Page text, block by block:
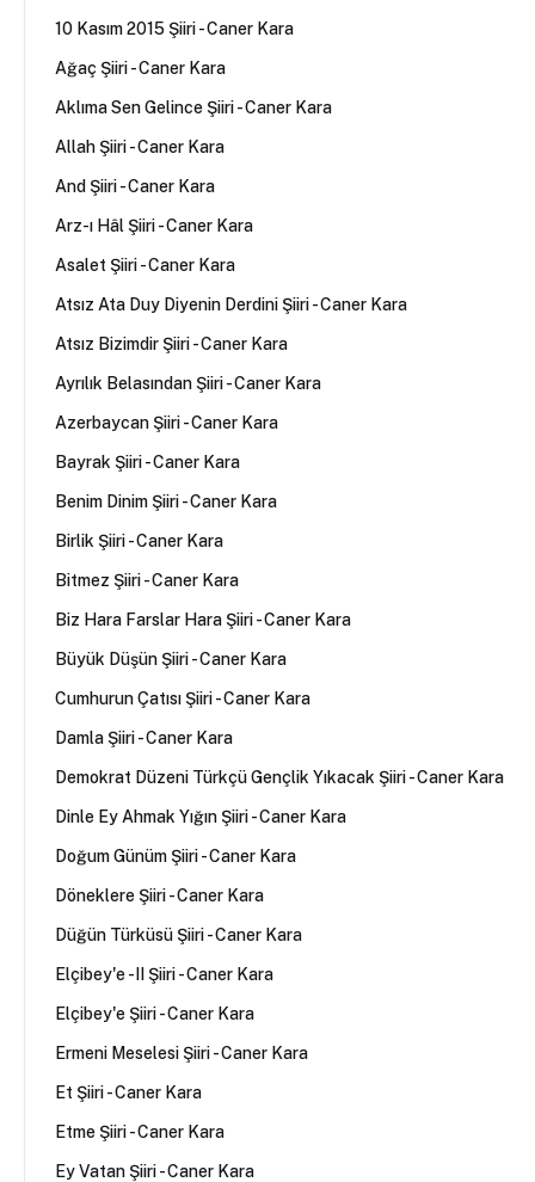
10 Kasım 2015 Şiiri - Caner Kara
Ağaç Şiiri - Caner Kara
Aklıma Sen Gelince Şiiri - Caner Kara
Allah Şiiri - Caner Kara
And Şiiri - Caner Kara
Arz-ı Hâl Şiiri - Caner Kara
Asalet Şiiri - Caner Kara
Atsız Ata Duy Diyenin Derdini Şiiri - Caner Kara
Atsız Bizimdir Şiiri - Caner Kara
Ayrılık Belasından Şiiri - Caner Kara
Azerbaycan Şiiri - Caner Kara
Bayrak Şiiri - Caner Kara
Benim Dinim Şiiri - Caner Kara
Birlik Şiiri - Caner Kara
Bitmez Şiiri - Caner Kara
Biz Hara Farslar Hara Şiiri - Caner Kara
Büyük Düşün Şiiri - Caner Kara
Cumhurun Çatısı Şiiri - Caner Kara
Damla Şiiri - Caner Kara
Demokrat Düzeni Türkçü Gençlik Yıkacak Şiiri - Caner Kara
Dinle Ey Ahmak Yığın Şiiri - Caner Kara
Doğum Günüm Şiiri - Caner Kara
Döneklere Şiiri - Caner Kara
Düğün Türküsü Şiiri - Caner Kara
Elçibey'e -II Şiiri - Caner Kara
Elçibey'e Şiiri - Caner Kara
Ermeni Meselesi Şiiri - Caner Kara
Et Şiiri - Caner Kara
Etme Şiiri - Caner Kara
Ey Vatan Şiiri - Caner Kara